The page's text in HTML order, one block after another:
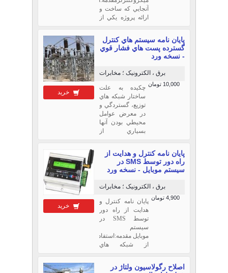
رمز،گرایش کنترل،
و.... می باشد.
آنجايي كه ساخت و
ارائه پروژه يكي از
تحصيل يك دانشجو
در رشته الكترونيك
ميباشد لذا انتخاب و
متناسب با رشته
تحصيلي بسيار
شايان اهميت
است.پروژه اي كه
در اينجا ...
خرید
پايان نامه سيستم هاي كنترل
گسترده پست هاي فشار قوي
- نسخه ورد
برق ، الکترونیک ؛ مخابرات
10,000 تومان
چكيده به علت
ساختار شبكه هاي
توزيع، گستردگي و
در معرض عوامل
محيطي بودن آنها
بسياري از
شده به مشتركين
ناشي از حوادث
اين شبكه هامي
باشد.
خرید
پایان نامه كنترل و هدايت از
راه دور توسط SMS در
سيستم موبايل - نسخه ورد
برق ، الکترونیک ؛ مخابرات
4,900 تومان
پایان نامه كنترل و
هدايت از راه دور
توسط SMS در
سيستم
موبايل مقدمه:استفاده
از شبكه هاي
سال اخير رشد
فراواني كرده و
اصلاح رگولاسيون ولتاژ در